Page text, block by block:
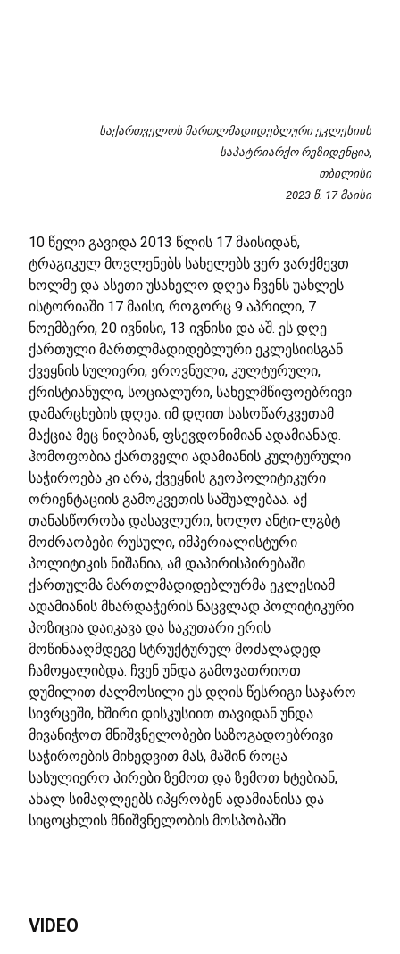
საქართველოს მართლმადიდებლური ეკლესიის
საპატრიარქო რეზიდენცია,
თბილისი
2023 წ. 17 მაისი
10 წელი გავიდა 2013 წლის 17 მაისიდან,
ტრაგიკულ მოვლენებს სახელებს ვერ ვარქმევთ
ხოლმე და ასეთი უსახელო დღეა ჩვენს უახლეს
ისტორიაში 17 მაისი, როგორც 9 აპრილი, 7
ნოემბერი, 20 ივნისი, 13 ივნისი და აშ. ეს დღე
ქართული მართლმადიდებლური ეკლესიისგან
ქვეყნის სულიერი, ეროვნული, კულტურული,
ქრისტიანული, სოციალური, სახელმწიფოებრივი
დამარცხების დღეა. იმ დღით სასოწარკვეთამ
მაქცია მეც ნიღბიან, ფსევდონიმიან ადამიანად.
ჰომოფობია ქართველი ადამიანის კულტურული
საჭიროება კი არა, ქვეყნის გეოპოლიტიკური
ორიენტაციის გამოკვეთის საშუალებაა. აქ
თანასწორობა დასავლური, ხოლო ანტი-ლგბტ
მოძრაობები რუსული, იმპერიალისტური
პოლიტიკის ნიშანია, ამ დაპირისპირებაში
ქართულმა მართლმადიდებლურმა ეკლესიამ
ადამიანის მხარდაჭერის ნაცვლად პოლიტიკური
პოზიცია დაიკავა და საკუთარი ერის
მოწინააღმდეგე სტრუქტურულ მოძალადედ
ჩამოყალიბდა. ჩვენ უნდა გამოვათრიოთ
დუმილით ძალმოსილი ეს დღის წესრიგი საჯარო
სივრცეში, ხშირი დისკუსიით თავიდან უნდა
მივანიჭოთ მნიშვნელობები საზოგადოებრივი
საჭიროების მიხედვით მას, მაშინ როცა
სასულიერო პირები ზემოთ და ზემოთ ხტებიან,
ახალ სიმაღლეებს იპყრობენ ადამიანისა და
სიცოცხლის მნიშვნელობის მოსპობაში.
VIDEO